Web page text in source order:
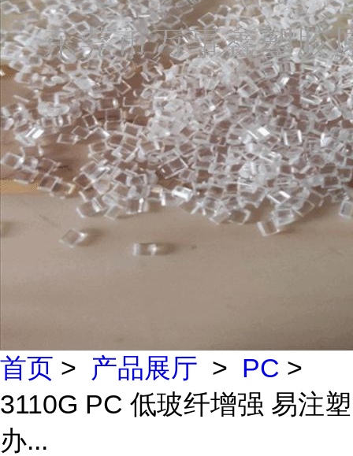
首页 > 产品展厅 > PC >
3110G PC 低玻纤增强 易注塑
办...